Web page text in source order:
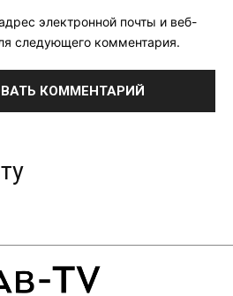
электронной почты и веб-
следующего комментария.